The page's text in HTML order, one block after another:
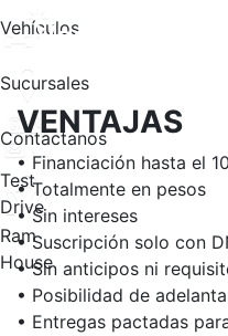
Vespasiani
Vehículos
Sucursales
Contactanos
Test
Drive
Ram
House
VENTAJAS
• Financiación hasta el
• Totalmente en pesos
• Sin intereses
• Suscripción solo con
• Sin anticipos ni
• Posibilidad de
• Entregas pactadas